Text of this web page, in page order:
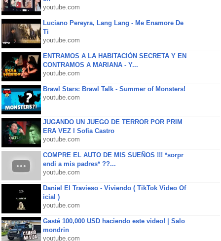
youtube.com
Luciano Pereyra, Lang Lang - Me Enamore De
Ti
youtube.com
ENTRAMOS A LA HABITACIÓN SECRETA Y EN
CONTRAMOS A MARIANA - Y...
youtube.com
Brawl Stars: Brawl Talk - Summer of Monsters!
youtube.com
JUGANDO UN JUEGO DE TERROR POR PRIM
ERA VEZ l Sofia Castro
youtube.com
COMPRE EL AUTO DE MIS SUEÑOS !!! *sorpr
endi a mis padres* ??...
youtube.com
Daniel El Travieso - Viviendo ( TikTok Video Of
icial )
youtube.com
Gasté 100,000 USD haciendo este video! | Salo
mondrin
youtube.com